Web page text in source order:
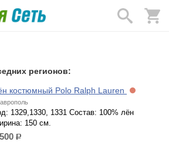
регионов:
костюмный Polo Ralph Lauren
1329,1330, 1331 Состав: 100% лён
150 см.
р.